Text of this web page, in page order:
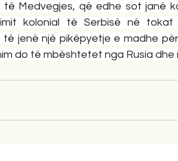
Medvegjes, që edhe sot janë
kolonial të Serbisë në tokat
jenë një pikëpyetje e madhe
do të mbështetet nga Rusia dhe